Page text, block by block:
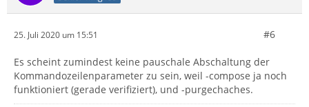
25. Juli 2020 um 15:51 #6
Es scheint zumindest keine pauschale Abschaltung der
Kommandozeilenparameter zu sein, weil -compose ja noch
funktioniert (gerade verifiziert), und -purgechaches.